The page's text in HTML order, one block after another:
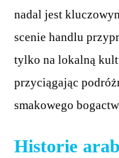
nadal jest
scenie handlu
tylko na lokalną
przyciągając
smakowego
Historie